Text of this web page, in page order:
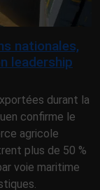
nationales,
leadership
durant la
confirme le
agricole
plus de 50 %
voie maritime